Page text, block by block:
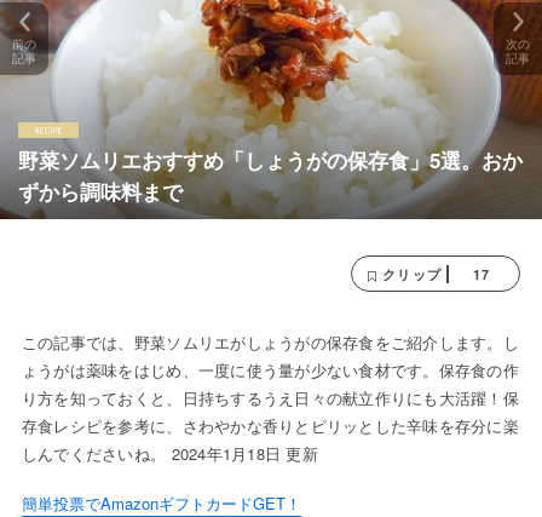
野菜ソムリエおすすめ「しょうがの保存食」5選。おか
ずから調味料まで
前の
記事
次の
記事
クリップ 17
この記事では、野菜ソムリエがしょうがの保存食をご紹介します。し
ょうがは薬味をはじめ、一度に使う量が少ない食材です。保存食の作
り方を知っておくと、日持ちするうえ日々の献立作りにも大活躍！保
存食レシピを参考に、さわやかな香りとピリッとした辛味を存分に楽
しんでくださいね。 2024年1月18日 更新
簡単投票でAmazonギフトカードGET！